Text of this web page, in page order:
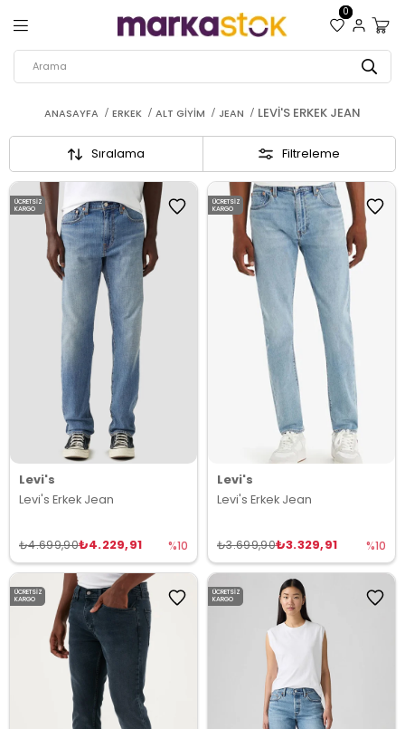
0
ANASAYFA ERKEK ALT GIYIM JEAN LEVI'S ERKEK JEAN
Filtreleme
Sıralama
Levi's
Levi's Erkek Jean
₺4.229,91
₺4.699,90 %10
ÜCRETSIZ
KARGO
Levi's
Levi's Erkek Jean
₺3.329,91
₺3.699,90 %10
ÜCRETSIZ
KARGO
ÜCRETSIZ
KARGO
ÜCRETSIZ
KARGO